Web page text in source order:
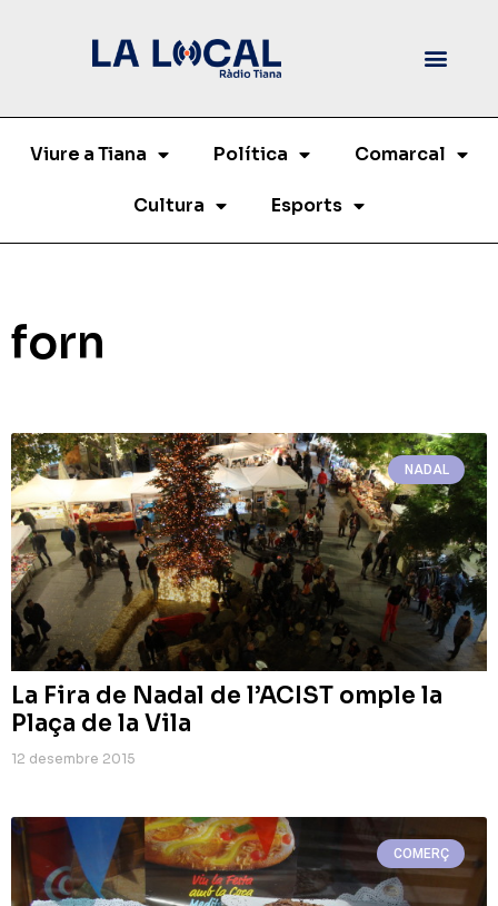
Viure a Tiana Política Comarcal
Cultura Esports
forn
NADAL
La Fira de Nadal de l’ACIST omple la
Plaça de la Vila
12 desembre 2015
COMERÇ